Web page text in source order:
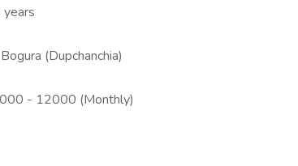
Bogura (Dupchanchia)
- 12000 (Monthly)